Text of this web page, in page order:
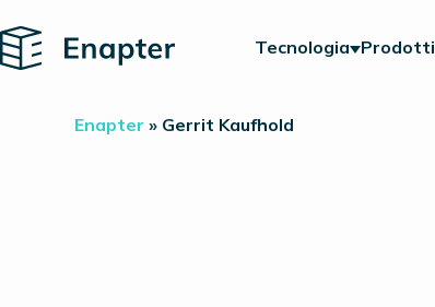
Home Tecnologia Prodotti
Enapter » Gerrit Kaufhold